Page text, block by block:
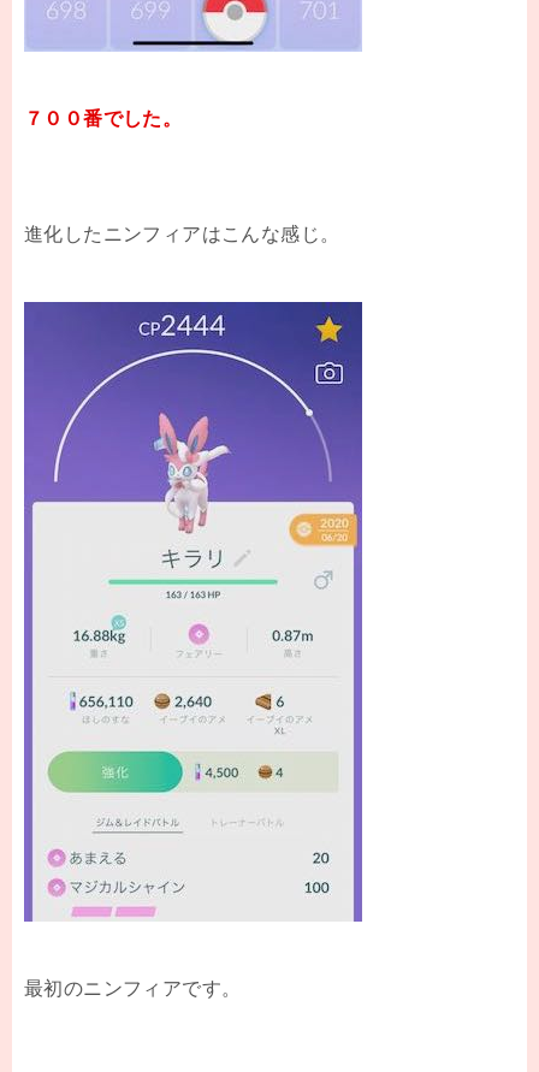
７００番でした。
進化したニンフィアはこんな感じ。
最初のニンフィアです。